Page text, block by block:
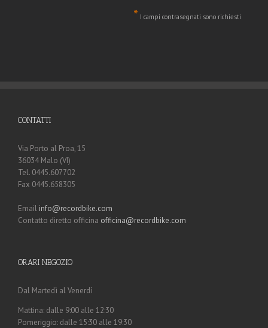
* I campi contrasegnati sono richiesti
CONTATTI
Via Porto al Proa, 15
36034 Malo (VI)
Tel. 0445.607702
Fax 0445.658305
Email info@recordbike.com
Contatto diretto officina officina@recordbike.com
ORARI NEGOZIO
Dal Martedì al Venerdì
Mattina: dalle 9:00 alle 12:30
Pomeriggio: dalle 15:30 alle 19:30